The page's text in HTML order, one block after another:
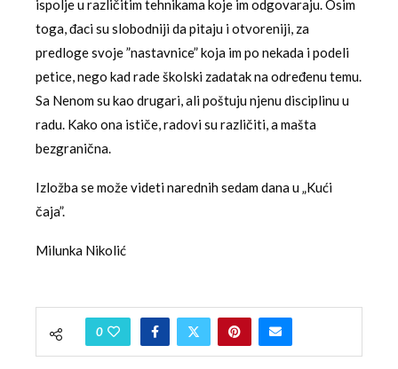
ispolje u različitim tehnikama koje im odgovaraju. Osim
toga, đaci su slobodniji da pitaju i otvoreniji, za
predloge svoje ”nastavnice” koja im po nekada i podeli
petice, nego kad rade školski zadatak na određenu temu.
Sa Nenom su kao drugari, ali poštuju njenu disciplinu u
radu. Kako ona ističe, radovi su različiti, a mašta
bezgranična.
Izložba se može videti narednih sedam dana u „Kući
čaja”.
Milunka Nikolić
0